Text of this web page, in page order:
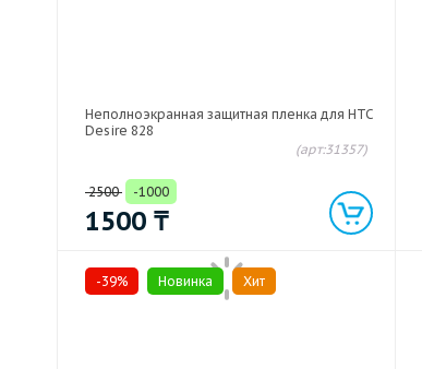
Неполноэкранная защитная пленка для HTC
Desire 828
(арт:31357)
2500 -1000
1500 ₸
-39% Новинка Хит